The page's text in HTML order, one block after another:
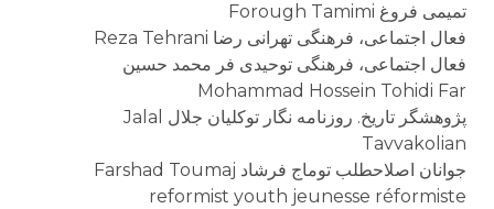
تمیمی فروغ Forough Tamimi
فعال اجتماعی، فرهنگی تهرانی رضا Reza Tehrani
فعال اجتماعی، فرهنگی توحیدی فر محمد حسین
Mohammad Hossein Tohidi Far
پژوهشگر تاریخ. روزنامه نگار توکلیان جلال Jalal
Tavvakolian
جوانان اصلاحطلب توماج فرشاد Farshad Toumaj
reformist youth jeunesse réformiste